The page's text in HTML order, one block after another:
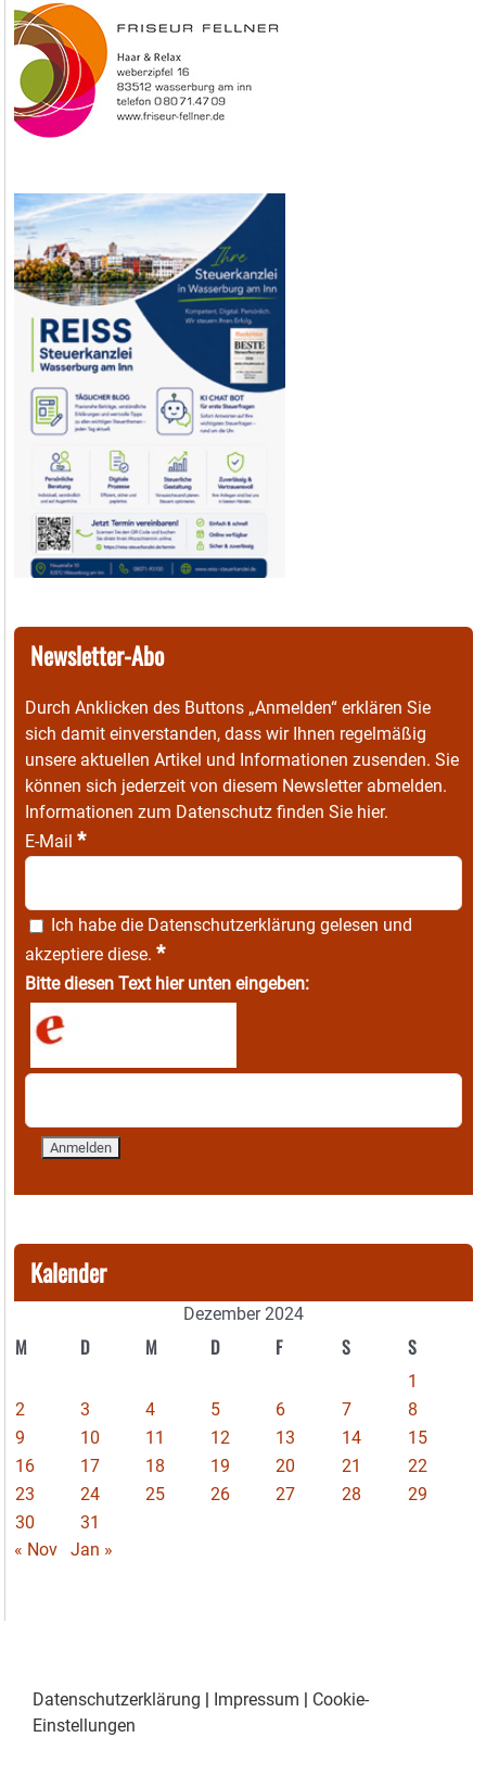
Newsletter-Abo
Durch Anklicken des Buttons „Anmelden“ erklären Sie
sich damit einverstanden, dass wir Ihnen regelmäßig
unsere aktuellen Artikel und Informationen zusenden. Sie
können sich jederzeit von diesem Newsletter abmelden.
Informationen zum Datenschutz finden Sie hier.
E-Mail *
Ich habe die Datenschutzerklärung gelesen und
akzeptiere diese. *
Bitte diesen Text hier unten eingeben:
Kalender
Dezember 2024
M D M D F S S
1
2
3 4 5 6 7
8
9
10 11 12 13 14
15
16
17 18 19 20 21
22
23
24 25 26 27 28
29
30
31
« Nov
Jan »
Datenschutzerklärung | Impressum | Cookie-
Einstellungen